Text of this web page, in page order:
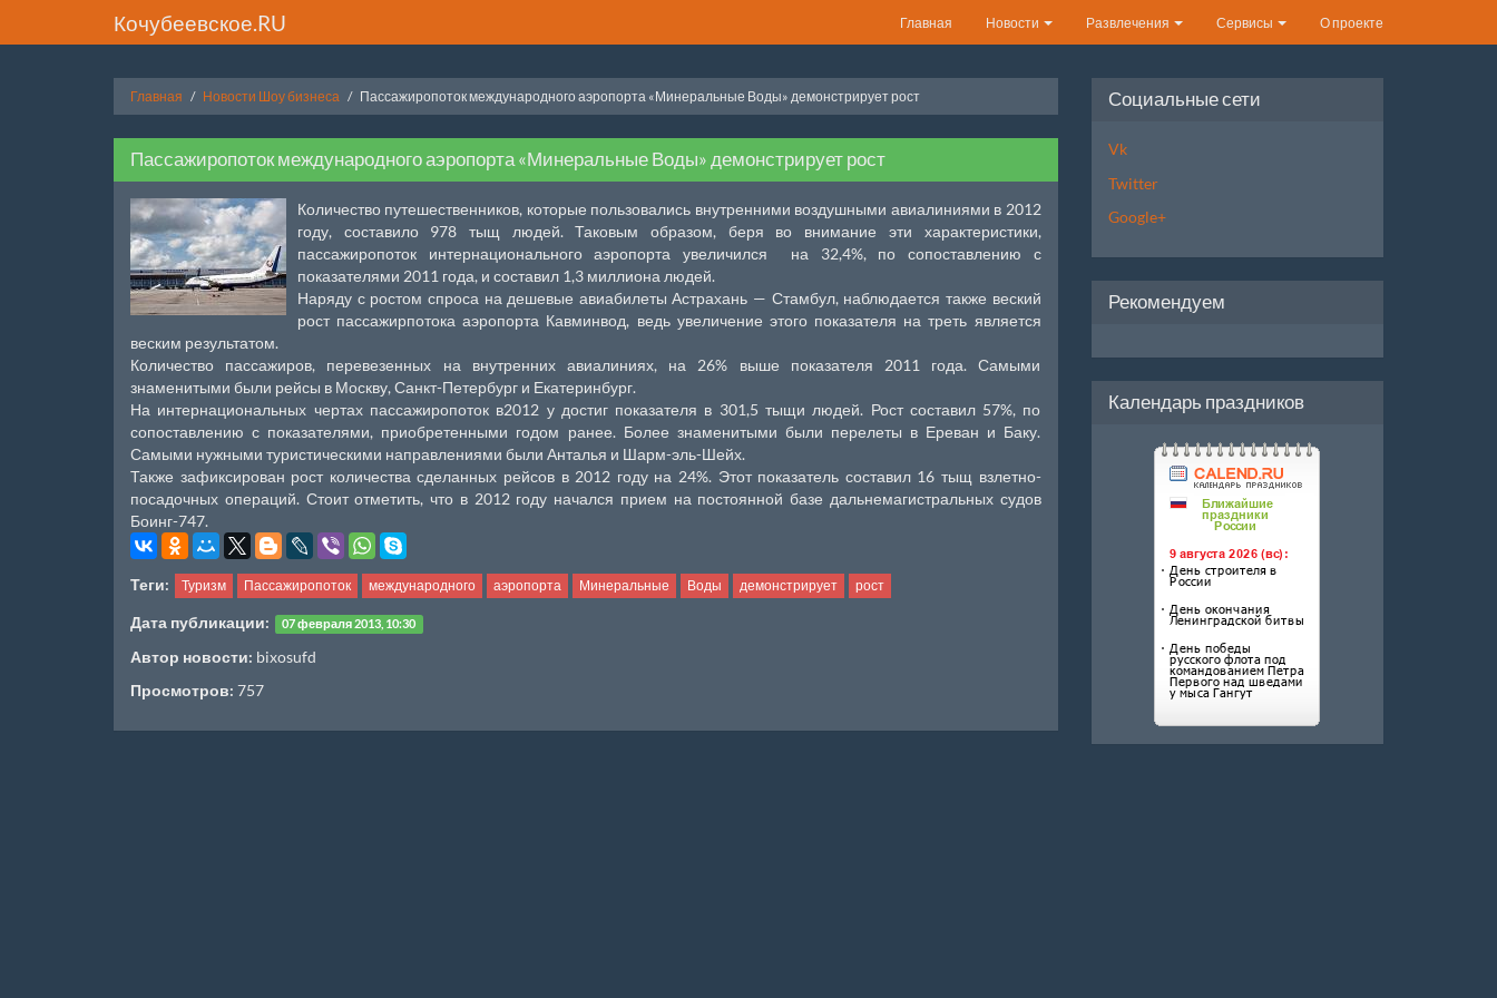
Кочубеевское.RU Главная Новости Развлечения Сервисы О проекте
Главная Новости Шоу бизнеса Пассажиропоток международного аэропорта «Минеральные Воды» демонстрирует рост
Пассажиропоток международного аэропорта «Минеральные Воды» демонстрирует рост
Количество путешественников, которые пользовались внутренними воздушными авиалиниями в 2012
году, составило 978 тыщ людей. Таковым образом, беря во внимание эти характеристики,
пассажиропоток интернационального аэропорта увеличился на 32,4%, по сопоставлению с
показателями 2011 года, и составил 1,3 миллиона людей.
Наряду с ростом спроса на дешевые авиабилеты Астрахань — Стамбул, наблюдается также веский
рост пассажирпотока аэропорта Кавминвод, ведь увеличение этого показателя на треть является
веским результатом.
Количество пассажиров, перевезенных на внутренних авиалиниях, на 26% выше показателя 2011 года. Самыми
знаменитыми были рейсы в Москву, Санкт-Петербург и Екатеринбург.
На интернациональных чертах пассажиропоток в2012 у достиг показателя в 301,5 тыщи людей. Рост составил 57%, по
сопоставлению с показателями, приобретенными годом ранее. Более знаменитыми были перелеты в Ереван и Баку.
Самыми нужными туристическими направлениями были Анталья и Шарм-эль-Шейх.
Также зафиксирован рост количества сделанных рейсов в 2012 году на 24%. Этот показатель составил 16 тыщ взлетно-
посадочных операций. Стоит отметить, что в 2012 году начался прием на постоянной базе дальнемагистральных судов
Боинг-747.
Теги: Туризм Пассажиропоток международного аэропорта Минеральные Воды демонстрирует рост
Дата публикации: 07 февраля 2013, 10:30
Автор новости: bixosufd
Просмотров: 757
Социальные сети
Vk
Twitter
Google+
Рекомендуем
Календарь праздников